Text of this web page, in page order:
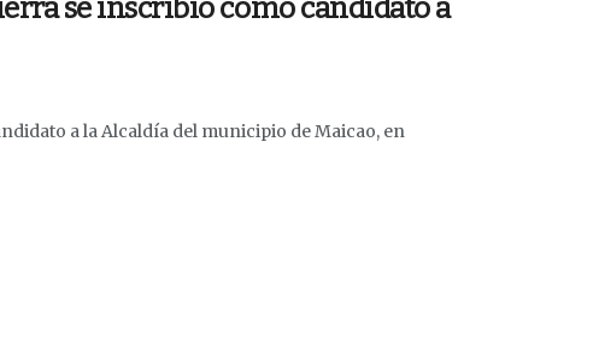
se inscribió como candidato a
a la Alcaldía del municipio de Maicao, en